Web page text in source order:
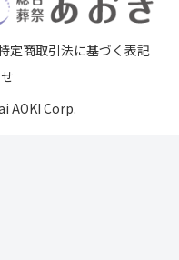
定商取引法に基づく表記
AOKI Corp.